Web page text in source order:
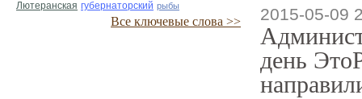
Лютеранская губернаторский рыбы
Все ключевые слова >> 2015-05-09
день